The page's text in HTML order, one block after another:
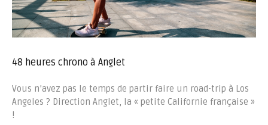
48 heures chrono à Anglet
Vous n’avez pas le temps de partir faire un road-trip à Los
Angeles ? Direction Anglet, la « petite Californie française »
!